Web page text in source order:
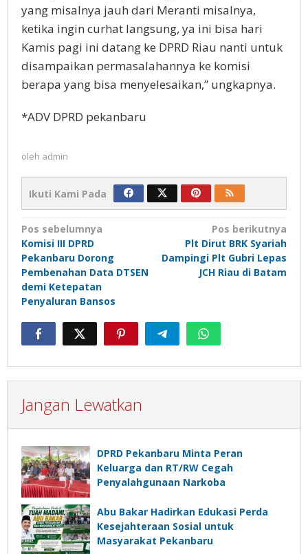
yang misalnya jauh dari Meranti misalnya,
ketika ingin curhat langsung, ya ini bisa hari
Kamis pagi ini datang ke DPRD Riau nanti untuk
disampaikan permasalahannya ke komisi
berapa yang bisa menyelesaikan,” ungkapnya.
*ADV DPRD pekanbaru
oleh admin
Ikuti Kami Pada
Navigasi
pos
Pos sebelumnya
Komisi III DPRD
Pekanbaru Dorong
Pembenahan Data DTSEN
demi Ketepatan
Penyaluran Bansos
Pos berikutnya
Plt Dirut BRK Syariah
Dampingi Plt Gubri Lepas
JCH Riau di Batam
Jangan Lewatkan
DPRD Pekanbaru Minta Peran
Keluarga dan RT/RW Cegah
Penyalahgunaan Narkoba
Abu Bakar Hadirkan Edukasi Perda
Kesejahteraan Sosial untuk
Masyarakat Pekanbaru